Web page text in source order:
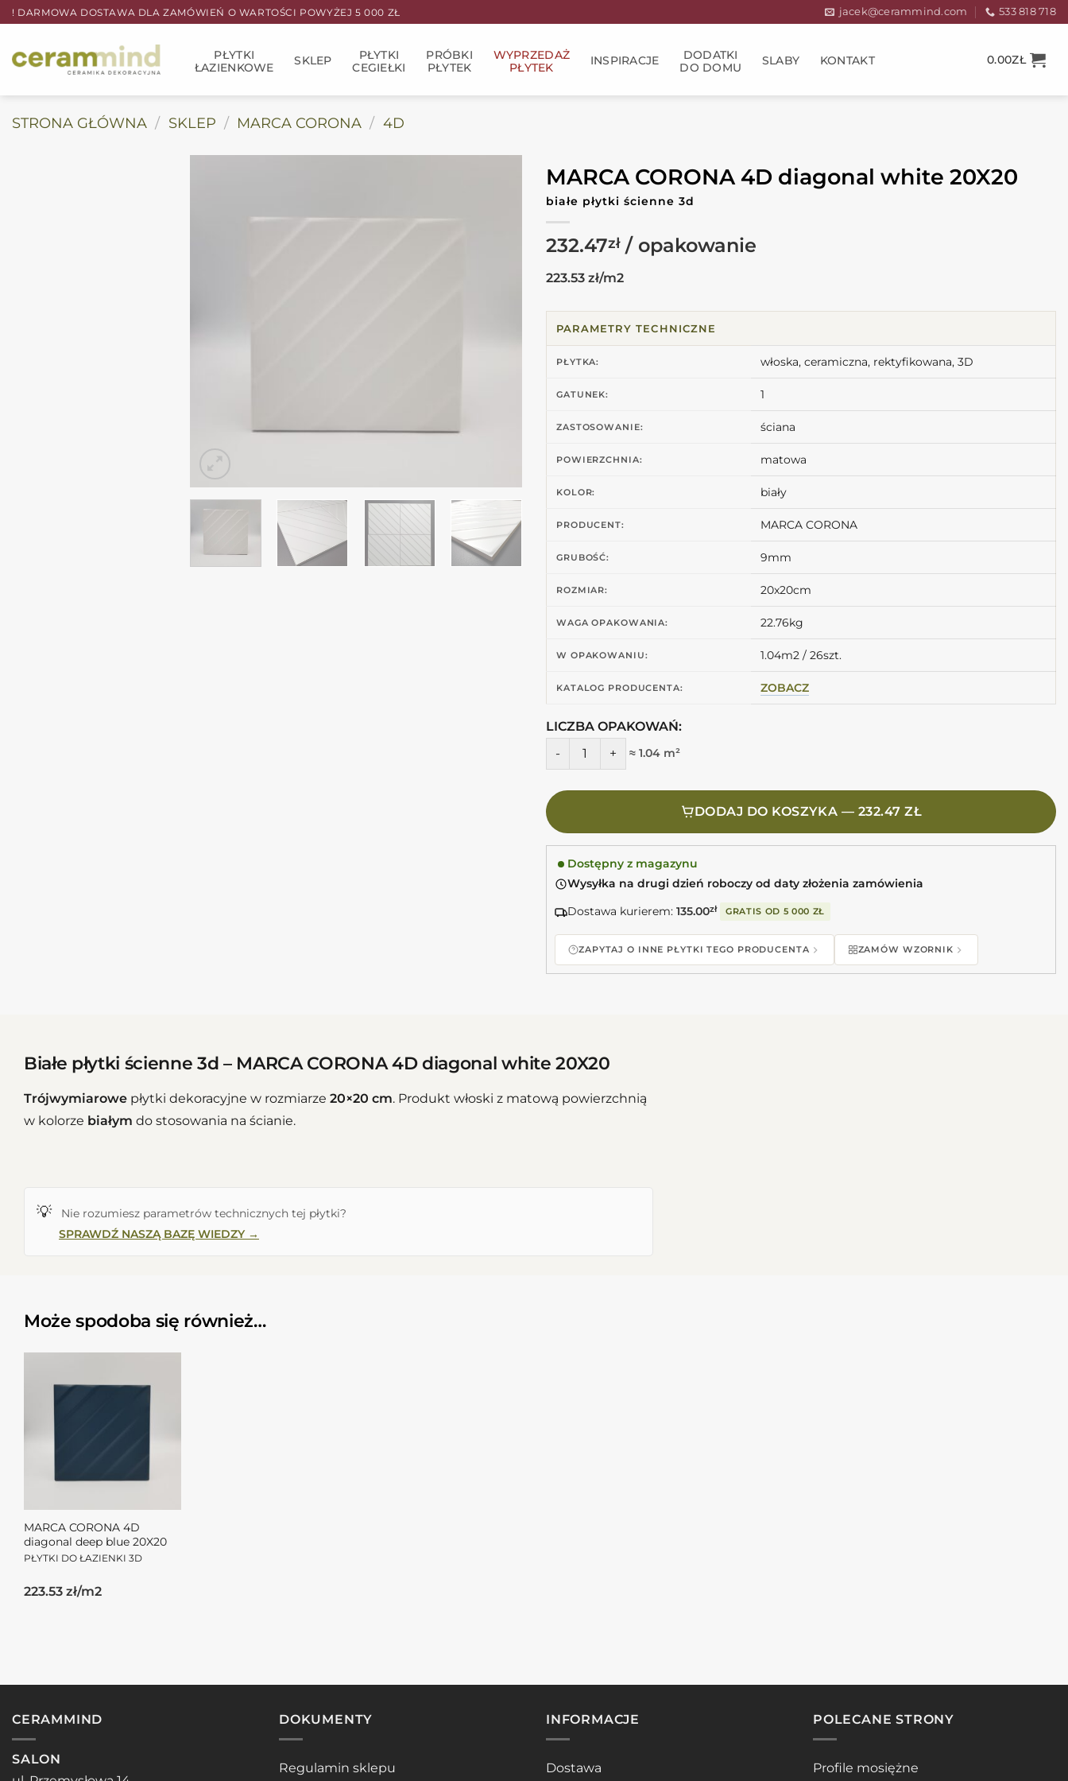
Przewiń
do
zawartości
! DARMOWA DOSTAWA DLA ZAMÓWIEŃ O WARTOŚCI POWYŻEJ 5 000 ZŁ jacek@cerammind.com 533 818 718
PŁYTKI
ŁAZIENKOWE
SKLEP
PŁYTKI
CEGIEŁKI
PRÓBKI
PŁYTEK
WYPRZEDAŻ
PŁYTEK
INSPIRACJE
DODATKI
DO DOMU
SLABY KONTAKT 0.00ZŁ
STRONA GŁÓWNA / SKLEP / MARCA CORONA / 4D
MARCA CORONA 4D diagonal white 20X20
białe płytki ścienne 3d
232.47zł
223.53 zł/m2
PARAMETRY TECHNICZNE
PŁYTKA: włoska, ceramiczna, rektyfikowana, 3D
GATUNEK: 1
ZASTOSOWANIE: ściana
POWIERZCHNIA: matowa
KOLOR: biały
PRODUCENT: MARCA CORONA
GRUBOŚĆ: 9mm
ROZMIAR: 20x20cm
WAGA OPAKOWANIA: 22.76kg
W OPAKOWANIU: 1.04m2 / 26szt.
KATALOG PRODUCENTA: ZOBACZ
LICZBA OPAKOWAŃ:
ilość MARCA CORONA 4D diagonal white 20X20 Białe płytki ścienne 3d
≈ 1.04 m²
DODAJ DO KOSZYKA — 232.47 ZŁ
Dostępny z magazynu
Wysyłka na drugi dzień roboczy od daty złożenia zamówienia
Dostawa kurierem: 135.00zł GRATIS OD 5 000 ZŁ
ZAPYTAJ O INNE PŁYTKI TEGO PRODUCENTA ZAMÓW WZORNIK
Białe płytki ścienne 3d – MARCA CORONA 4D diagonal white 20X20
Trójwymiarowe płytki dekoracyjne w rozmiarze 20×20 cm. Produkt włoski z matową powierzchnią
w kolorze białym do stosowania na ścianie.
💡 Nie rozumiesz parametrów technicznych tej płytki?
SPRAWDŹ NASZĄ BAZĘ WIEDZY →
Może spodoba się również…
MARCA CORONA 4D
diagonal deep blue 20X20
PŁYTKI DO ŁAZIENKI 3D
223.53 zł/m2
CERAMMIND
SALON
DOKUMENTY
Regulamin sklepu
INFORMACJE
Dostawa
POLECANE STRONY
Profile mosiężne